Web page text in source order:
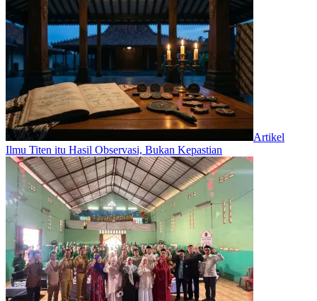
Artikel
Ilmu Titen itu Hasil Observasi, Bukan Kepastian